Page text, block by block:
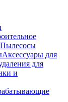
Пылесосы
Аксессуары для
для
и